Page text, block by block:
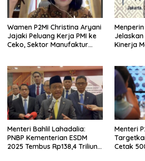
Wamen P2MI Christina Aryani
Jajaki Peluang Kerja PMI ke
Ceko, Sektor Manufaktur
Jelaskan
Kinerja
Menteri Bahlil Lahadalia:
PNBP Kementerian ESDM
2025 Tembus Rp138,4 Triliun,
Menteri
Cetak